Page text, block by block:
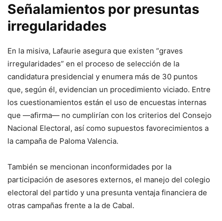
Señalamientos por presuntas
irregularidades
En la misiva, Lafaurie asegura que existen “graves
irregularidades” en el proceso de selección de la
candidatura presidencial y enumera más de 30 puntos
que, según él, evidencian un procedimiento viciado. Entre
los cuestionamientos están el uso de encuestas internas
que —afirma— no cumplirían con los criterios del Consejo
Nacional Electoral, así como supuestos favorecimientos a
la campaña de Paloma Valencia.
También se mencionan inconformidades por la
participación de asesores externos, el manejo del colegio
electoral del partido y una presunta ventaja financiera de
otras campañas frente a la de Cabal.